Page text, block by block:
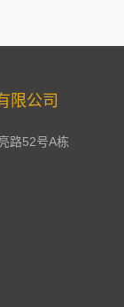
限公司
路52号A栋